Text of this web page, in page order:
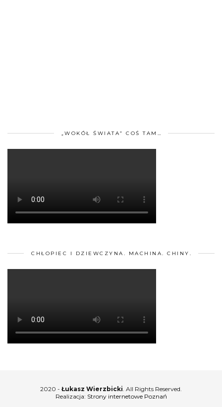
„WOKÓŁ ŚWIATA” COŚ TAM…
CHŁOPIEC I DZIEWCZYNA. MACHINA. CHINY.
2020 - Łukasz Wierzbicki. All Rights Reserved.
Realizacja: Strony internetowe Poznań